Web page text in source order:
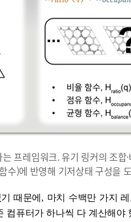
프레임워크. 유기 링커의 조합
수)에 반영해 기저상태 구성을
때문에 , 마치 수백만 가지
컴퓨터가 하나씩 다 계산해